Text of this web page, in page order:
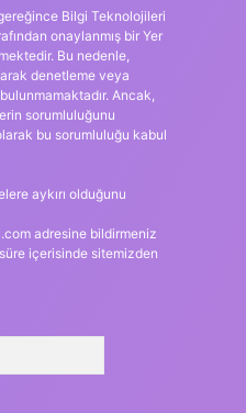
Bilgi Teknolojileri
onaylanmış bir Yer
Bu nedenle,
denetleme veya
Ancak,
sorumluluğunu
bu sorumluluğu kabul
aykırı olduğunu
adresine bildirmeniz
içerisinde sitemizden